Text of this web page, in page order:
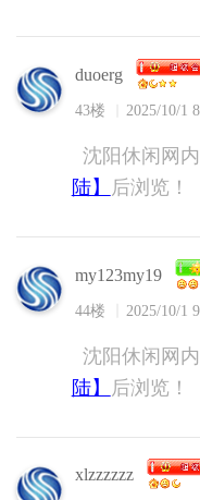
duoerg
43楼 2025/10/1
沈阳休闲网
陆】
后浏览！
my123my19
44楼 2025/10/1
沈阳休闲网
陆】
后浏览！
xlzzzzzz